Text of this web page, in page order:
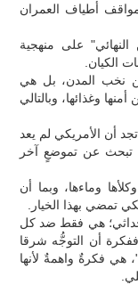
أطياف العمران
على منهجية
الكيان.
نخب المدن، بل هي
وغذائها، وبالتالي
أن الأمريكي لم يعد
تبحث عن تموضعٍ آخر
وماءها، وبما أن
تمضي بهذا الخيار.
هي فقط ضد كل
ففكرة أن التوجُّه شرقا
هي فكرةٌ واهمةٌ لأنها